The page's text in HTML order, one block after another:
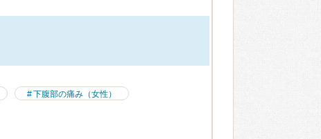
下腹部の痛み（女性）